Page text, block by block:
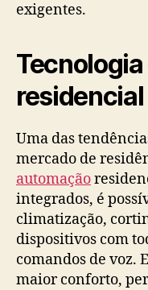
exigentes.
residencial
Uma das
mercado de
automação
integrados, é
climatização,
dispositivos com
comandos de voz.
maior conforto,